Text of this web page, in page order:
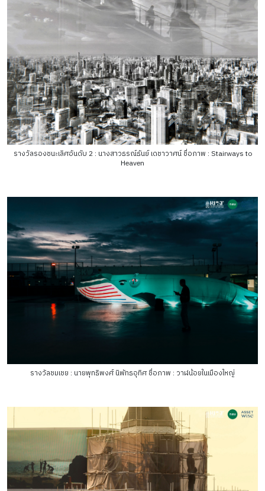
รางวัลรองชนะเลิศอันดับ 2 : นางสาวธรณ์ธันย์ เดชาวาศน์ ชื่อภาพ : Stairways to
Heaven
รางวัลชมเชย : นายพุทธิพงศ์ นิพัทธอุทิศ ชื่อภาพ : วาฬน้อยในเมืองใหญ่